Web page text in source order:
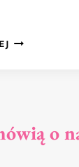
ZAPRASZAMY
YOUTUBE
I
o